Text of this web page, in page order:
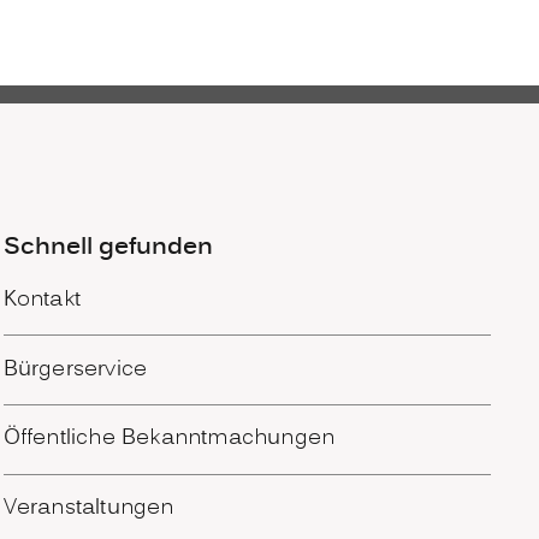
Schnell gefunden
Kontakt
Bürgerservice
Öffentliche Bekanntmachungen
Veranstaltungen